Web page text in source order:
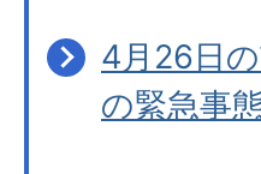
4月26日
の緊急事